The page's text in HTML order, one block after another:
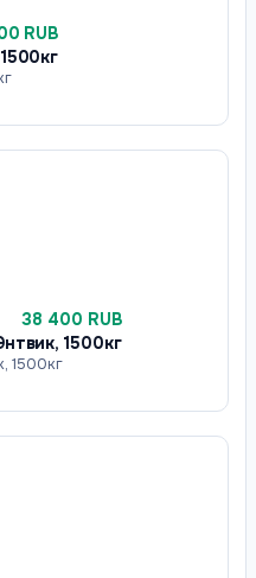
RUB
38 400 RUB
1500кг
1500кг